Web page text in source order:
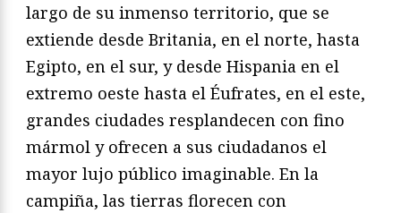
largo de su inmenso territorio, que se
extiende desde Britania, en el norte, hasta
Egipto, en el sur, y desde Hispania en el
extremo oeste hasta el Éufrates, en el este,
grandes ciudades resplandecen con fino
mármol y ofrecen a sus ciudadanos el
mayor lujo público imaginable. En la
campiña, las tierras florecen con